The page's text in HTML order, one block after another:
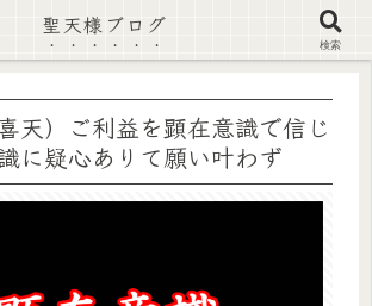
偽サイト及び偽情報に注意 ▶確認する◀
天）ご利益を顕在意識で信じ
に疑心ありて願い叶わず
聖天様ブログ
検索